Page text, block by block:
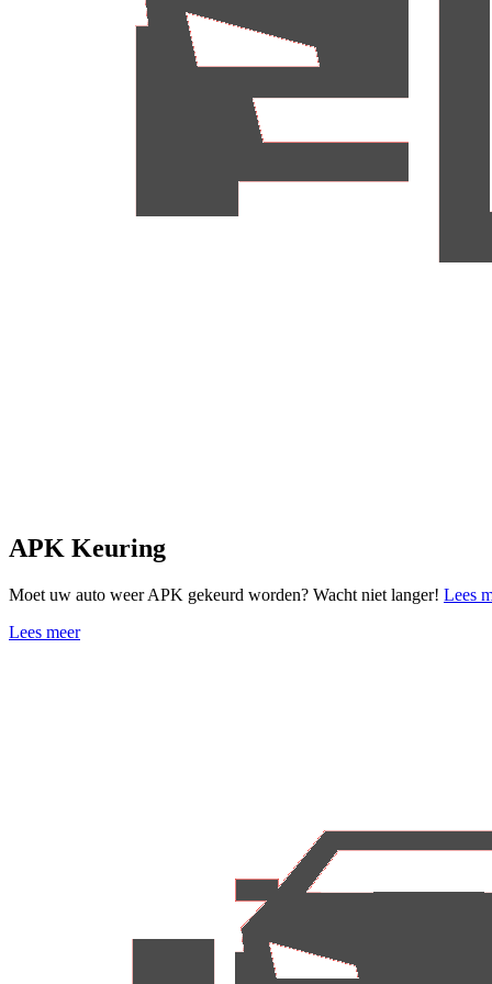
APK Keuring
Moet uw auto weer APK gekeurd worden? Wacht niet langer! Lees
Lees meer